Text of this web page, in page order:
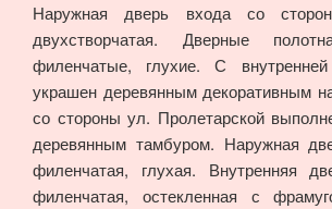
Наружная дверь входа со
двухстворчатая. Дверные
филенчатые, глухие. С
украшен деревянным декоративным
со стороны ул. Пролетарской
деревянным тамбуром. Наружная
филенчатая, глухая. Внутренняя
филенчатая, остекленная с